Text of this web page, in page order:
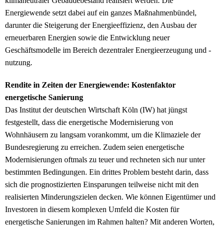
Energiewende setzt dabei auf ein ganzes Maßnahmenbündel,
darunter die Steigerung der Energieeffizienz, den Ausbau der
erneuerbaren Energien sowie die Entwicklung neuer
Geschäftsmodelle im Bereich dezentraler Energieerzeugung und -
nutzung.
Rendite in Zeiten der Energiewende: Kostenfaktor
energetische Sanierung
Das Institut der deutschen Wirtschaft Köln (IW) hat jüngst
festgestellt, dass die energetische Modernisierung von
Wohnhäusern zu langsam vorankommt, um die Klimaziele der
Bundesregierung zu erreichen. Zudem seien energetische
Modernisierungen oftmals zu teuer und rechneten sich nur unter
bestimmten Bedingungen. Ein drittes Problem besteht darin, dass
sich die prognostizierten Einsparungen teilweise nicht mit den
realisierten Minderungszielen decken. Wie können Eigentümer und
Investoren in diesem komplexen Umfeld die Kosten für
energetische Sanierungen im Rahmen halten? Mit anderen Worten,